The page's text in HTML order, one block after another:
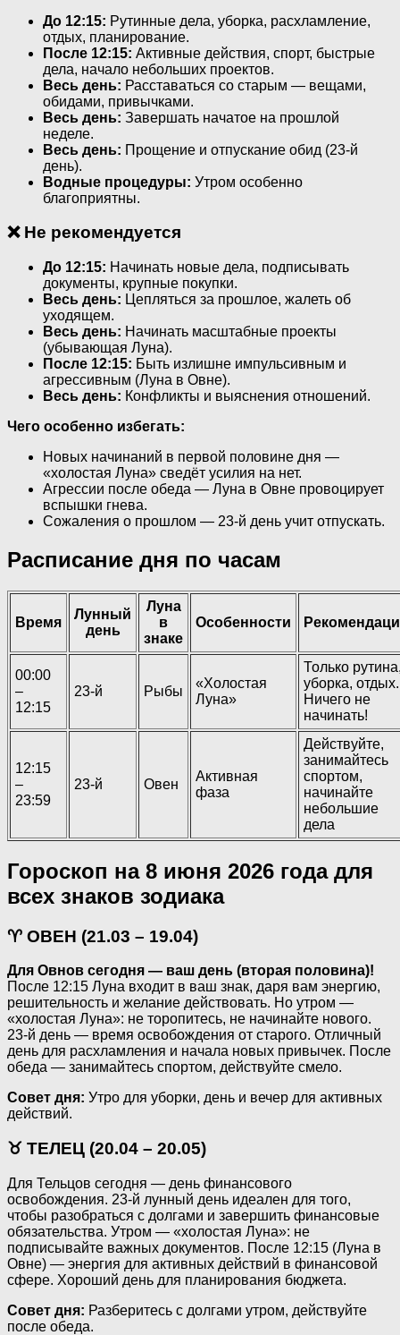
До 12:15: Рутинные дела, уборка, расхламление,
отдых, планирование.
После 12:15: Активные действия, спорт, быстрые
дела, начало небольших проектов.
Весь день: Расставаться со старым — вещами,
обидами, привычками.
Весь день: Завершать начатое на прошлой
неделе.
Весь день: Прощение и отпускание обид (23-й
день).
Водные процедуры: Утром особенно
благоприятны.
❌ Не рекомендуется
До 12:15: Начинать новые дела, подписывать
документы, крупные покупки.
Весь день: Цепляться за прошлое, жалеть об
уходящем.
Весь день: Начинать масштабные проекты
(убывающая Луна).
После 12:15: Быть излишне импульсивным и
агрессивным (Луна в Овне).
Весь день: Конфликты и выяснения отношений.
Чего особенно избегать:
Новых начинаний в первой половине дня —
«холостая Луна» сведёт усилия на нет.
Агрессии после обеда — Луна в Овне провоцирует
вспышки гнева.
Сожаления о прошлом — 23-й день учит отпускать.
Расписание дня по часам
Время
Лунный
день
Луна
в
знаке
Особенности
00:00
–
12:15
23-й Рыбы
«Холостая
Луна»
Только
уборка, отдых.
Ничего не
начинать!
12:15
–
23:59
23-й Овен
Активная
фаза
Действуйте,
занимайтесь
спортом,
начинайте
небольшие
дела
Гороскоп на 8 июня 2026 года для
всех знаков зодиака
♈ ОВЕН (21.03 – 19.04)
Для Овнов сегодня — ваш день (вторая половина)!
После 12:15 Луна входит в ваш знак, даря вам энергию,
решительность и желание действовать. Но утром —
«холостая Луна»: не торопитесь, не начинайте нового.
23-й день — время освобождения от старого. Отличный
день для расхламления и начала новых привычек. После
обеда — занимайтесь спортом, действуйте смело.
Совет дня: Утро для уборки, день и вечер для активных
действий.
♉ ТЕЛЕЦ (20.04 – 20.05)
Для Тельцов сегодня — день финансового
освобождения. 23-й лунный день идеален для того,
чтобы разобраться с долгами и завершить финансовые
обязательства. Утром — «холостая Луна»: не
подписывайте важных документов. После 12:15 (Луна в
Овне) — энергия для активных действий в финансовой
сфере. Хороший день для планирования бюджета.
Совет дня: Разберитесь с долгами утром, действуйте
после обеда.